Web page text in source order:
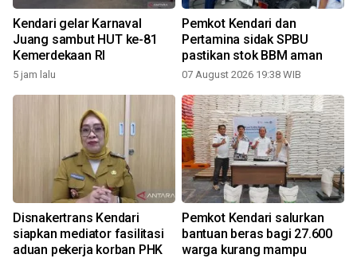
Kendari gelar Karnaval
Juang sambut HUT ke-81
Kemerdekaan RI
5 jam lalu
Pemkot Kendari dan
Pertamina sidak SPBU
pastikan stok BBM aman
07 August 2026 19:38 WIB
Disnakertrans Kendari
siapkan mediator fasilitasi
aduan pekerja korban PHK
Pemkot Kendari salurkan
bantuan beras bagi 27.600
warga kurang mampu